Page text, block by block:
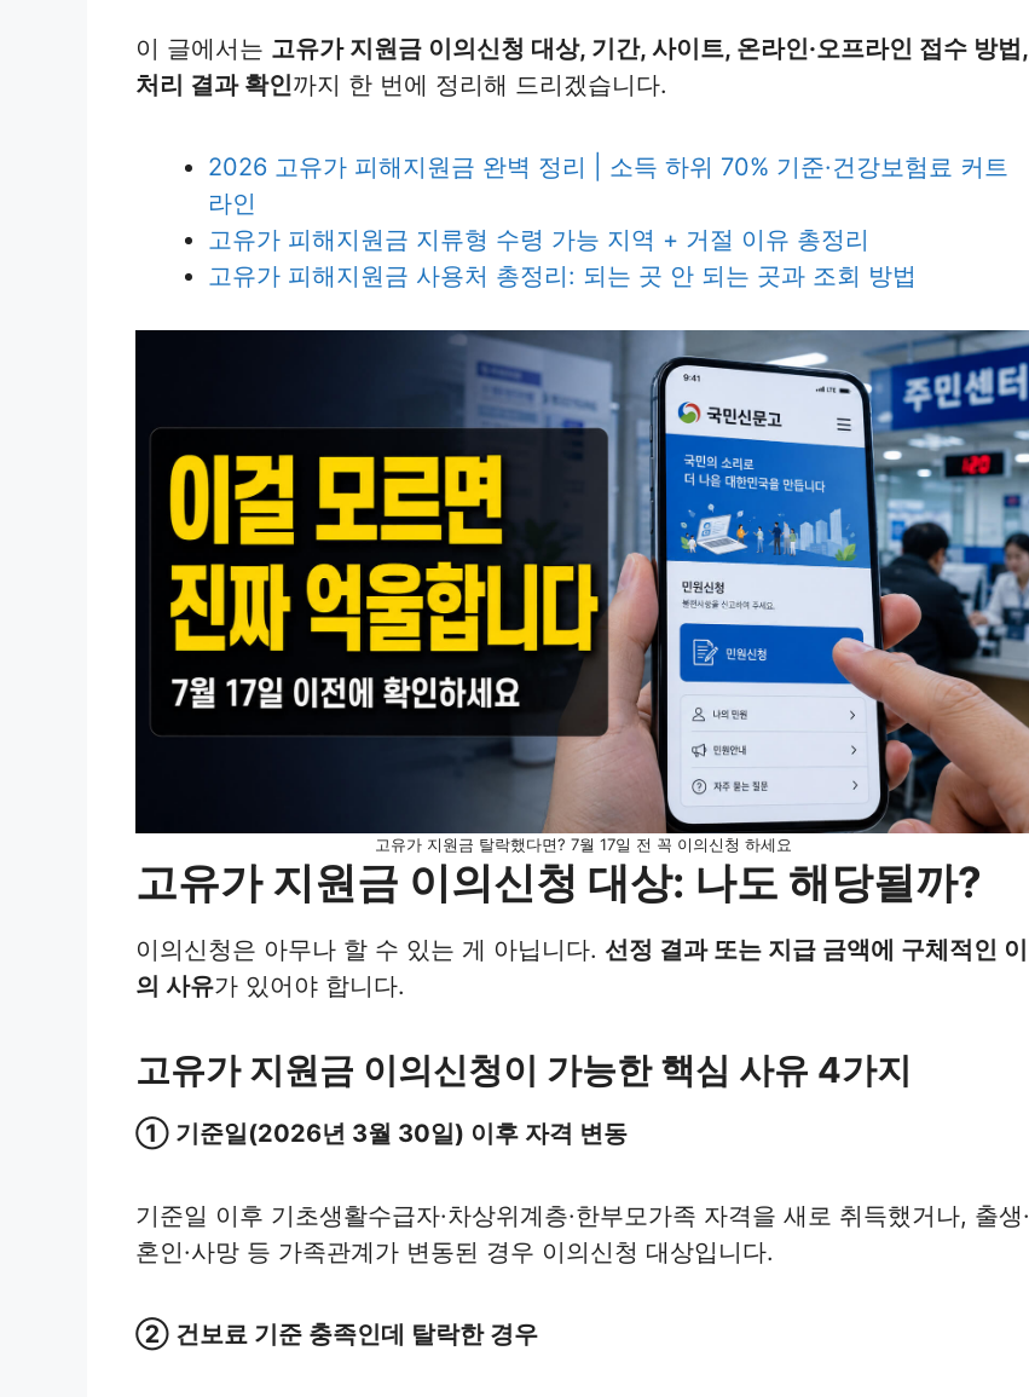
이 글에서는 고유가 지원금 이의신청 대상, 기간, 사이트, 온라인·오프라인 접수 방법,
처리 결과 확인까지 한 번에 정리해 드리겠습니다.
2026 고유가 피해지원금 완벽 정리 | 소득 하위 70% 기준·건강보험료 커트
라인
고유가 피해지원금 지류형 수령 가능 지역 + 거절 이유 총정리
고유가 피해지원금 사용처 총정리: 되는 곳 안 되는 곳과 조회 방법
고유가 지원금 탈락했다면? 7월 17일 전 꼭 이의신청 하세요
고유가 지원금 이의신청 대상: 나도 해당될까?
이의신청은 아무나 할 수 있는 게 아닙니다. 선정 결과 또는 지급 금액에 구체적인 이
의 사유가 있어야 합니다.
고유가 지원금 이의신청이 가능한 핵심 사유 4가지
① 기준일(2026년 3월 30일) 이후 자격 변동
기준일 이후 기초생활수급자·차상위계층·한부모가족 자격을 새로 취득했거나, 출생·
혼인·사망 등 가족관계가 변동된 경우 이의신청 대상입니다.
② 건보료 기준 충족인데 탈락한 경우